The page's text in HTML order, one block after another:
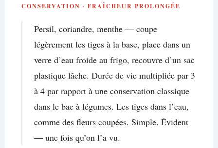
CONSERVATION · FRAÎCHEUR PROLONGÉE
Persil, coriandre, menthe — coupe
légèrement les tiges à la base, place dans un
verre d’eau froide au frigo, recouvre d’un sac
plastique lâche. Durée de vie multipliée par 3
à 4 par rapport à une conservation classique
dans le bac à légumes. Les tiges dans l’eau,
comme des fleurs coupées. Simple. Évident
— une fois qu’on l’a vu.